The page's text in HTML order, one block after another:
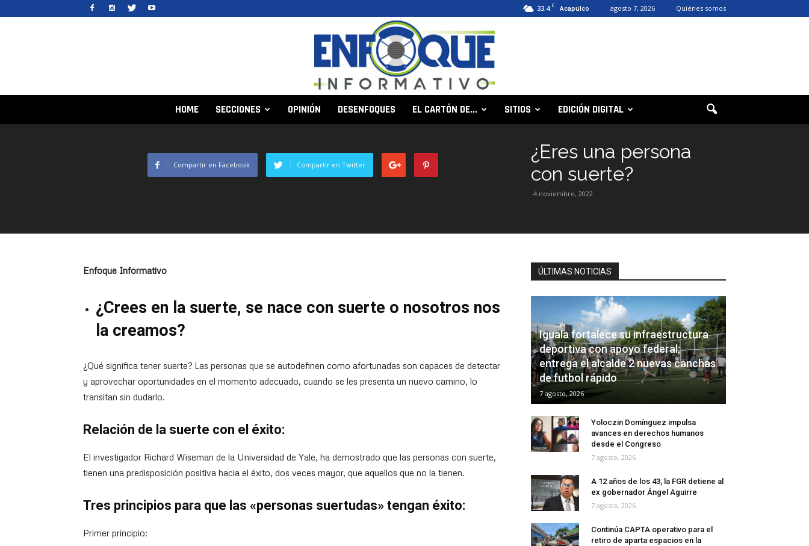
33.4 C Acapulco agosto 7, 2026 Quiénes somos
HOME SECCIONES OPINIÓN DESENFOQUES EL CARTÓN DE… SITIOS EDICIÓN DIGITAL
¿Eres una persona
con suerte?
4 noviembre, 2022
Compartir en Facebook Compartir en Twitter
Enfoque Informativo
¿Crees en la suerte, se nace con suerte o nosotros nos
la creamos?
¿Qué significa tener suerte? Las personas que se autodefinen como afortunadas son capaces de detectar
y aprovechar oportunidades en el momento adecuado, cuando se les presenta un nuevo camino, lo
transitan sin dudarlo.
Relación de la suerte con el éxito:
El investigador Richard Wiseman de la Universidad de Yale, ha demostrado que las personas con suerte,
tienen una predisposición positiva hacia el éxito, dos veces mayor, que aquellos que no la tienen.
Tres principios para que las «personas suertudas» tengan éxito:
Primer principio:
ÚLTIMAS NOTICIAS
Iguala fortalece su infraestructura
deportiva con apoyo federal;
entrega el alcalde 2 nuevas canchas
de futbol rápido
7 agosto, 2026
Yoloczin Domínguez impulsa
avances en derechos humanos
desde el Congreso
7 agosto, 2026
A 12 años de los 43, la FGR detiene al
ex gobernador Ángel Aguirre
7 agosto, 2026
Continúa CAPTA operativo para el
retiro de aparta espacios en la